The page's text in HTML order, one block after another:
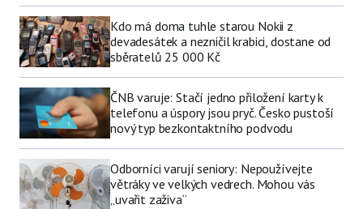
Kdo má doma tuhle starou Nokii z
devadesátek a nezničil krabici, dostane od
sběratelů 25 000 Kč
ČNB varuje: Stačí jedno přiložení karty k
telefonu a úspory jsou pryč. Česko pustoší
nový typ bezkontaktního podvodu
Odborníci varují seniory: Nepoužívejte
větráky ve velkých vedrech. Mohou vás
„uvařit zaživa“